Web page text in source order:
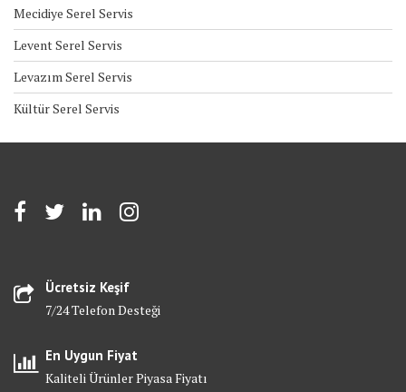
Mecidiye Serel Servis
Levent Serel Servis
Levazım Serel Servis
Kültür Serel Servis
Ücretsiz Keşif
7/24 Telefon Desteği
En Uygun Fiyat
Kaliteli Ürünler Piyasa Fiyatı